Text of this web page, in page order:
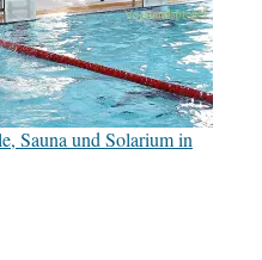
Sauna und Solarium in